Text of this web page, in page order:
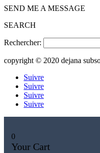
SEND ME A MESSAGE
SEARCH
Rechercher:
copyright © 2020 dejana
Suivre
Suivre
Suivre
Suivre
0
Your Cart